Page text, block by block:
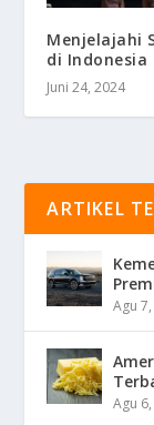
Menjelajahi
di Indonesia
Juni 24, 2024
ARTIKEL
Agu
Agu